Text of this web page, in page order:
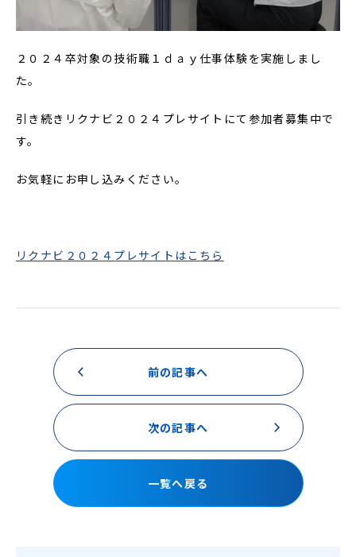
２０２４卒対象の技術職１ｄａｙ仕事体験を実施しまし
た。
引き続きリクナビ２０２４プレサイトにて参加者募集中で
す。
お気軽にお申し込みください。
リクナビ２０２４プレサイトはこちら
前の記事へ
一覧へ戻る
次の記事へ